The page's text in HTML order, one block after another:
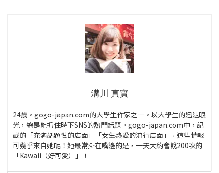
溝川 真實
24歳。gogo-japan.com的大學生作家之一。以大學生的迅速眼
光，總是能抓住時下SNS的熱門話題。gogo-japan.com中，記
載的「充滿話題性的店面」「女生熱愛的流行店面」，這些情報
可幾乎來自她呢！她最常掛在嘴邊的是，一天大約會說200次的
「Kawaii（好可愛）」！